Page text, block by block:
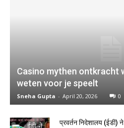
Casino mythen ontkracht
weten voor je speelt
Sneha Gupta - April 20, 2026 0
प्रवर्तन निदेशालय (ईडी)